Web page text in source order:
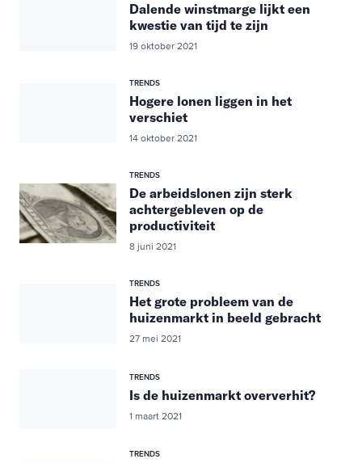
Dalende winstmarge lijkt een
kwestie van tijd te zijn
19 oktober 2021
TRENDS
Hogere lonen liggen in het
verschiet
14 oktober 2021
TRENDS
De arbeidslonen zijn sterk
achtergebleven op de
productiviteit
8 juni 2021
TRENDS
Het grote probleem van de
huizenmarkt in beeld gebracht
27 mei 2021
TRENDS
Is de huizenmarkt oververhit?
1 maart 2021
TRENDS